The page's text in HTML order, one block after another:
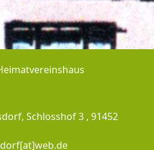
Schlosshof 3 , 91452